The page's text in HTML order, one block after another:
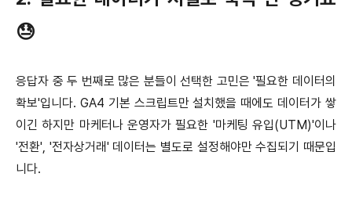
😓
응답자 중 두 번째로 많은 분들이 선택한 고민은 '필요한 데이터의
확보'입니다. GA4 기본 스크립트만 설치했을 때에도 데이터가 쌓
이긴 하지만 마케터나 운영자가 필요한 '마케팅 유입(UTM)'이나
'전환', '전자상거래' 데이터는 별도로 설정해야만 수집되기 때문입
니다.